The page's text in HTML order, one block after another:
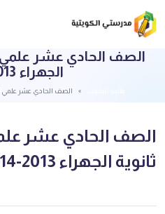
الصف الحادي عشر علمي
الجهراء 2013-2014
الصف الحادي عشر علمي اختبار
الصف الحادي عشر
ثانوية الجهراء 2013-2014